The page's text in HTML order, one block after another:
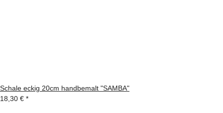
Schale eckig 20cm handbemalt "SAMBA"
18,30 € *